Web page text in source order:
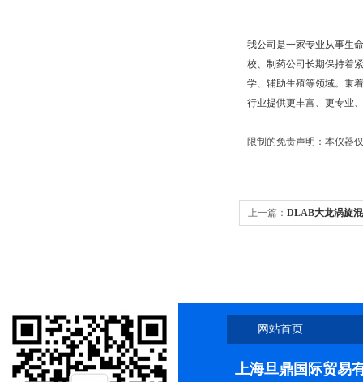
我公司是一家专业从事生
校、制药公司长期保持着
学、辅助生殖等领域。秉
行业提供更丰富、更专业
限制的免责声明：本仪器
上一篇： DLAB大龙涡旋
网站首页
上海旦鼎国际贸易